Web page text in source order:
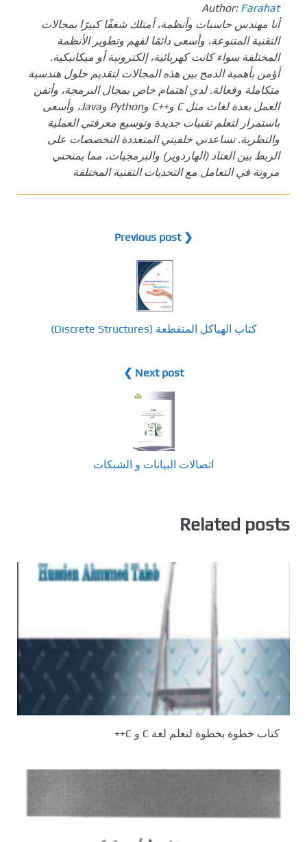
Author: Farahat
أنا مهندس حاسبات وأنظمة، أمتلك شغفًا كبيرًا بمجالات
التقنية المتنوعة، وأسعى دائمًا لفهم وتطوير الأنظمة
المختلفة سواء كانت كهربائية، إلكترونية أو ميكانيكية.
أؤمن بأهمية الدمج بين هذه المجالات لتقديم حلول هندسية
متكاملة وفعالة. لدي اهتمام خاص بمجال البرمجة، وأتقن
العمل بعدة لغات مثل C و++C وPython وJava، وأسعى
باستمرار لتعلم تقنيات جديدة وتوسيع معرفتي العملية
والنظرية. تساعدني خلفيتي المتعددة التخصصات على
الربط بين العتاد (الهاردوير) والبرمجيات، مما يمنحني
مرونة في التعامل مع التحديات التقنية المختلفة
❮ Previous post
كتاب الهياكل المتقطعة (Discrete Structures)
Next post ❯
اتصالات البيانات و الشبكات
Related posts
كتاب خطوة بخطوة لتعلم لغة C و C++